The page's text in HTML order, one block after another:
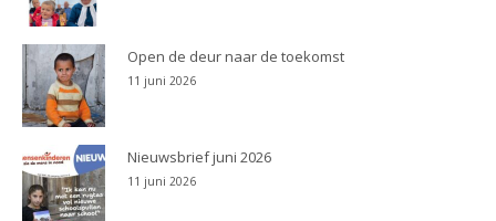
Open de deur naar de toekomst
11 juni 2026
Nieuwsbrief juni 2026
11 juni 2026